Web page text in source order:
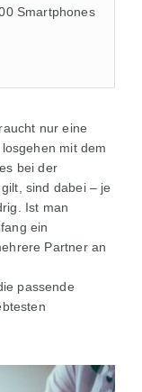
Smartphones
nur eine
mit dem
bei der
sind dabei – je
Ist man
ein
Partner an
passende